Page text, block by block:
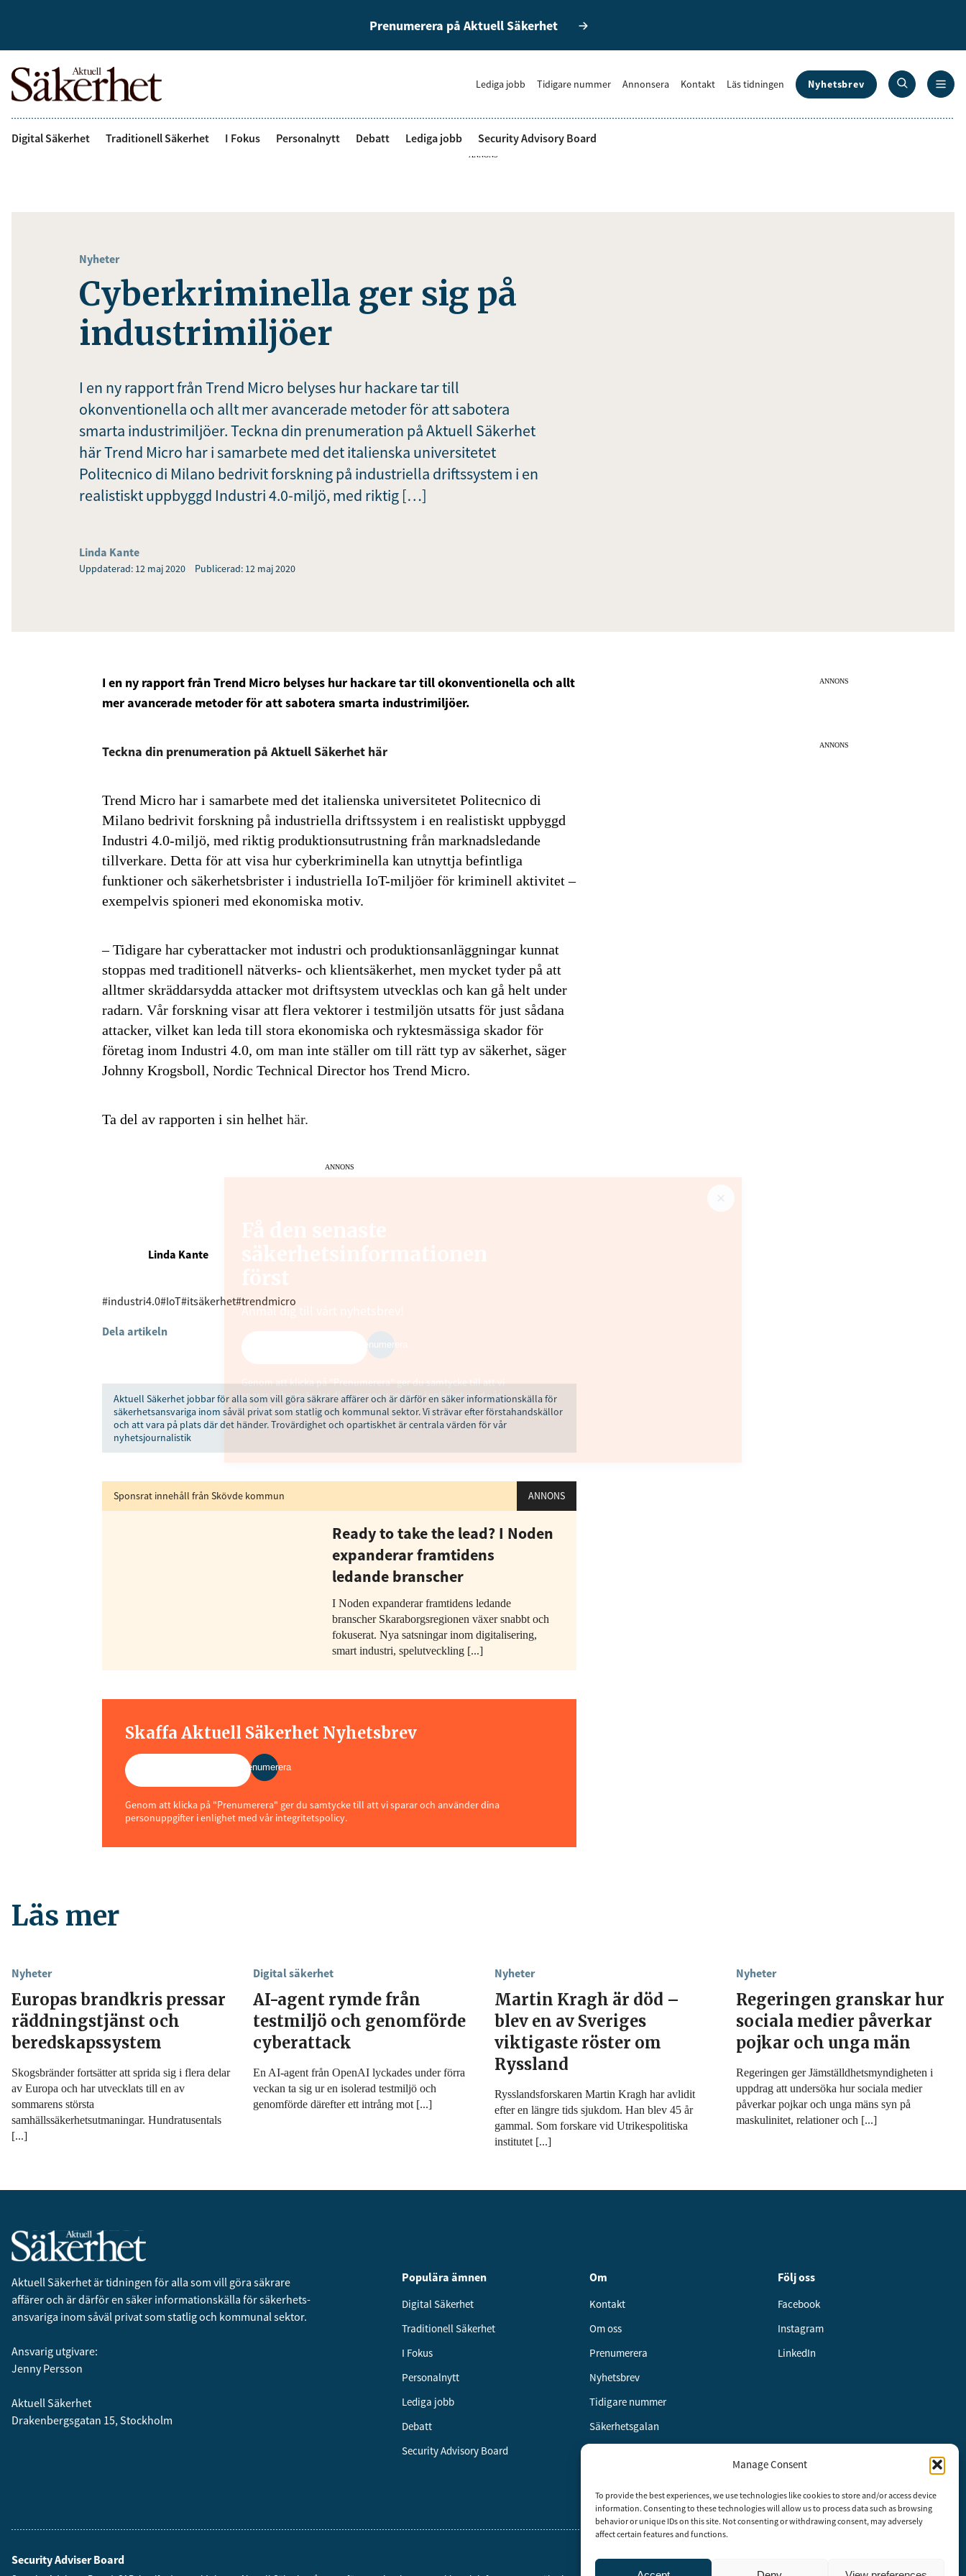
Manage Consent
To provide the best experiences, we use technologies like cookies to store and/or access device
information. Consenting to these technologies will allow us to process data such as browsing
behavior or unique IDs on this site. Not consenting or withdrawing consent, may adversely
affect certain features and functions.
Prenumerera på Aktuell Säkerhet
Lediga jobb Tidigare nummer Annonsera Kontakt Läs tidningen Nyhetsbrev
Digital Säkerhet Traditionell Säkerhet I Fokus Personalnytt Debatt Lediga jobb Security Advisory Board
ANNONS
Nyheter
Cyberkriminella ger sig på
industrimiljöer
I en ny rapport från Trend Micro belyses hur hackare tar till
okonventionella och allt mer avancerade metoder för att sabotera
smarta industrimiljöer. Teckna din prenumeration på Aktuell Säkerhet
här Trend Micro har i samarbete med det italienska universitetet
Politecnico di Milano bedrivit forskning på industriella driftssystem i en
realistiskt uppbyggd Industri 4.0-miljö, med riktig […]
Linda Kante
Uppdaterad: 12 maj 2020 Publicerad: 12 maj 2020
I en ny rapport från Trend Micro belyses hur hackare tar till okonventionella och allt
mer avancerade metoder för att sabotera smarta industrimiljöer.
Teckna din prenumeration på Aktuell Säkerhet här
Trend Micro har i samarbete med det italienska universitetet Politecnico di
Milano bedrivit forskning på industriella driftssystem i en realistiskt uppbyggd
Industri 4.0-miljö, med riktig produktionsutrustning från marknadsledande
tillverkare. Detta för att visa hur cyberkriminella kan utnyttja befintliga
funktioner och säkerhetsbrister i industriella IoT-miljöer för kriminell aktivitet –
exempelvis spioneri med ekonomiska motiv.
‒ Tidigare har cyberattacker mot industri och produktionsanläggningar kunnat
stoppas med traditionell nätverks- och klientsäkerhet, men mycket tyder på att
alltmer skräddarsydda attacker mot driftsystem utvecklas och kan gå helt under
radarn. Vår forskning visar att flera vektorer i testmiljön utsatts för just sådana
attacker, vilket kan leda till stora ekonomiska och ryktesmässiga skador för
företag inom Industri 4.0, om man inte ställer om till rätt typ av säkerhet, säger
Johnny Krogsboll, Nordic Technical Director hos Trend Micro.
Ta del av rapporten i sin helhet här.
ANNONS
Linda Kante
#industri4.0#IoT#itsäkerhet#trendmicro
Dela artikeln
Aktuell Säkerhet jobbar för alla som vill göra säkrare affärer och är därför en säker informationskälla för
säkerhetsansvariga inom såväl privat som statlig och kommunal sektor. Vi strävar efter förstahandskällor
och att vara på plats där det händer. Trovärdighet och opartiskhet är centrala värden för vår
nyhetsjournalistik
Sponsrat innehåll från Skövde kommun ANNONS
Ready to take the lead? I Noden
expanderar framtidens
ledande branscher
I Noden expanderar framtidens ledande
branscher Skaraborgsregionen växer snabbt och
fokuserat. Nya satsningar inom digitalisering,
smart industri, spelutveckling [...]
Skaffa Aktuell Säkerhet Nyhetsbrev
Prenumerera
Genom att klicka på "Prenumerera" ger du samtycke till att vi sparar och använder dina
personuppgifter i enlighet med vår integritetspolicy.
ANNONS
ANNONS
Läs mer
Nyheter
Europas brandkris pressar
räddningstjänst och
beredskapssystem
Skogsbränder fortsätter att sprida sig i flera delar
av Europa och har utvecklats till en av
sommarens största
samhällssäkerhetsutmaningar. Hundratusentals
[...]
Digital säkerhet
AI-agent rymde från
testmiljö och genomförde
cyberattack
En AI-agent från OpenAI lyckades under förra
veckan ta sig ur en isolerad testmiljö och
genomförde därefter ett intrång mot [...]
Nyheter
Martin Kragh är död –
blev en av Sveriges
viktigaste röster om
Ryssland
Rysslandsforskaren Martin Kragh har avlidit
efter en längre tids sjukdom. Han blev 45 år
gammal. Som forskare vid Utrikespolitiska
institutet [...]
Nyheter
Regeringen granskar hur
sociala medier påverkar
pojkar och unga män
Regeringen ger Jämställdhetsmyndigheten i
uppdrag att undersöka hur sociala medier
påverkar pojkar och unga mäns syn på
maskulinitet, relationer och [...]
Aktuell Säkerhet är tidningen för alla som vill göra säkrare
affärer och är därför en säker informationskälla för säkerhets­
ansvariga inom såväl privat som statlig och kommunal sektor.
Ansvarig utgivare:
Jenny Persson
Aktuell Säkerhet
Drakenbergsgatan 15, Stockholm
Populära ämnen
Digital Säkerhet
Traditionell Säkerhet
I Fokus
Personalnytt
Lediga jobb
Debatt
Security Advisory Board
Om
Kontakt
Om oss
Prenumerera
Nyhetsbrev
Tidigare nummer
Säkerhetsgalan
Vår integritetspolicy
Följ oss
Facebook
Instagram
LinkedIn
Security Adviser Board
Prenumerera
Genom att klicka på "Prenumerera" ger du samtycke till att vi
sparar och använder dina personuppgifter i enlighet med vår
integritetspolicy.